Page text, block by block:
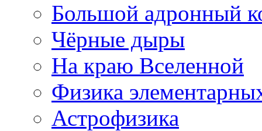
Большой адронный
Чёрные дыры
На краю Вселенной
Физика
Астрофизика